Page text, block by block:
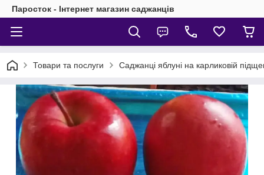
Паросток - Інтернет магазин саджанців
Товари та послуги Саджанці яблуні на карликовій